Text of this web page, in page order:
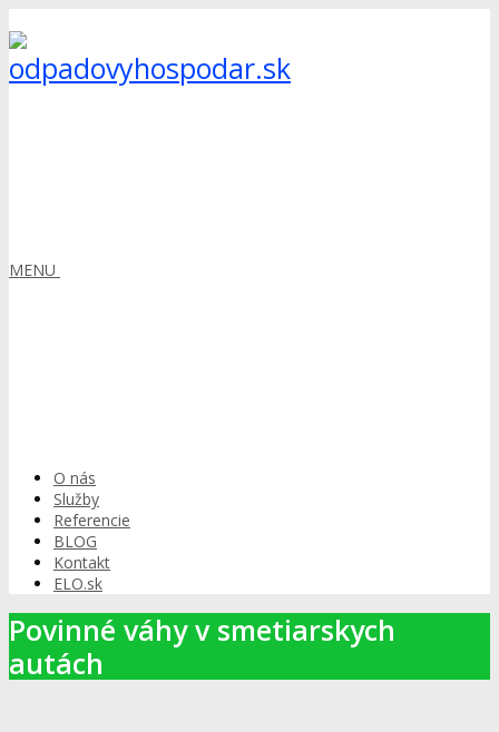
MENU
O nás
Služby
Referencie
BLOG
Kontakt
ELO.sk
Povinné váhy v smetiarskych
autách